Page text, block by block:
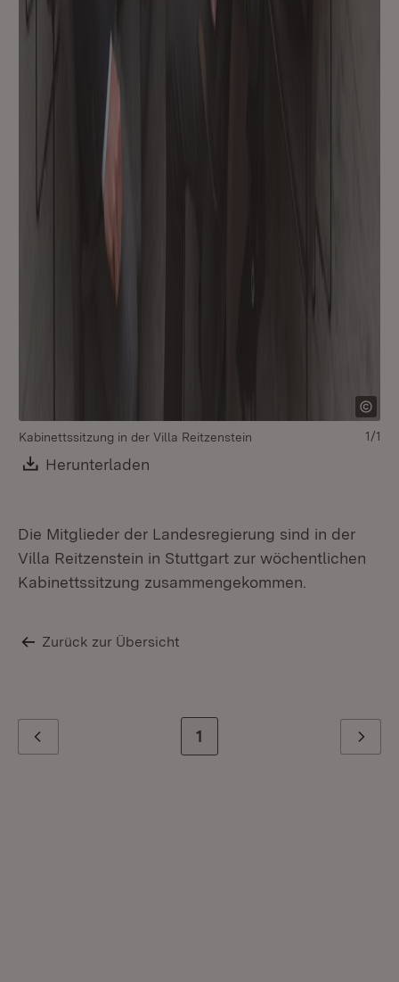
Kabinettssitzung in der Villa Reitzenstein
Download:
Herunterladen
1/1
Die Mitglieder der Landesregierung sind in der
Villa Reitzenstein in Stuttgart zur wöchentlichen
Kabinettssitzung zusammengekommen.
Zurück zur Übersicht
Zur letzten Seite
1 Weiter